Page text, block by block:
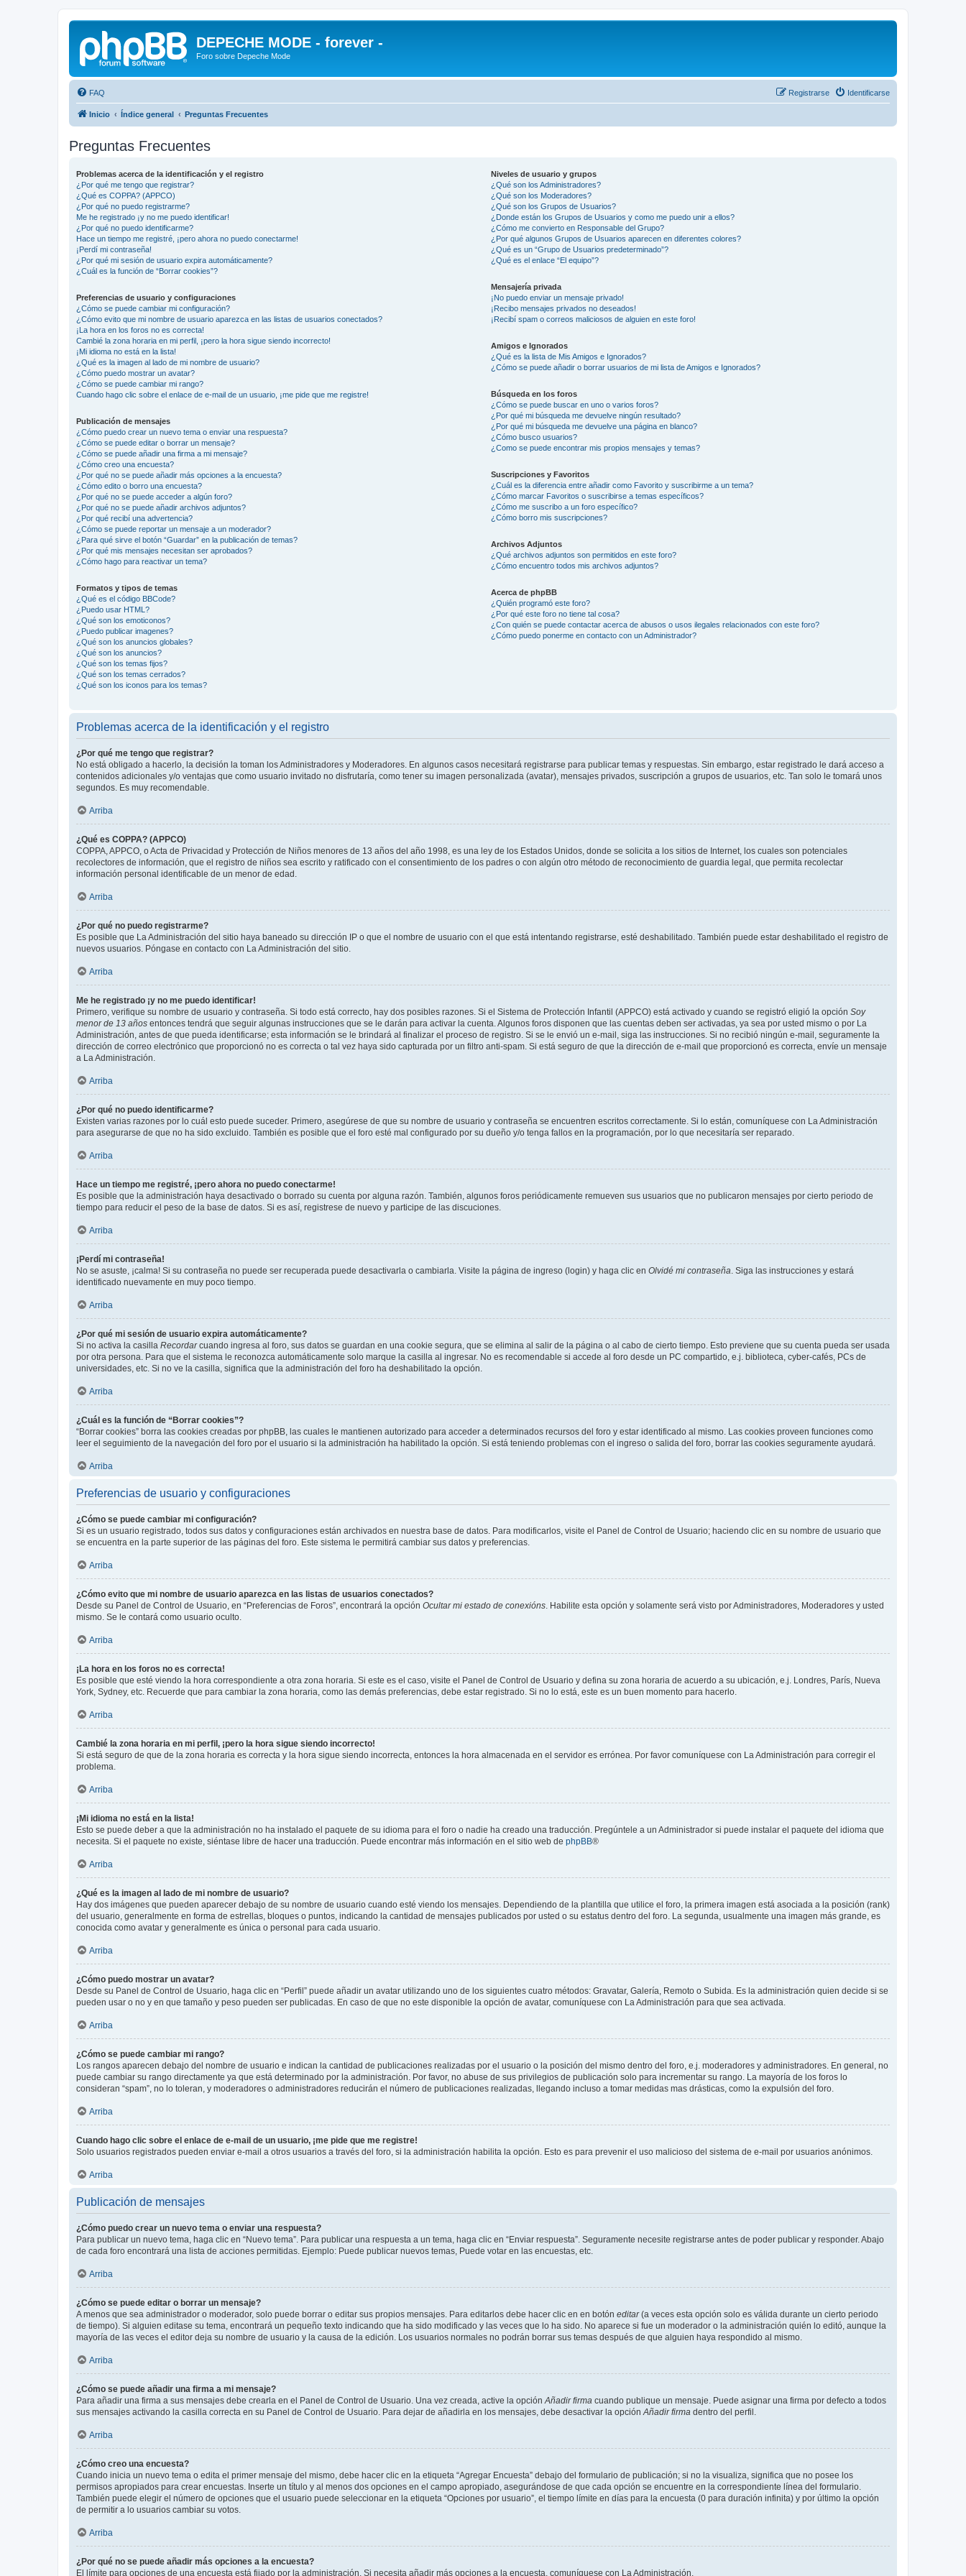
DEPECHE MODE - forever -
Foro sobre Depeche Mode
FAQ Identificarse
Registrarse
Inicio Índice general Preguntas Frecuentes
Preguntas Frecuentes
Problemas acerca de la identificación y el registro
¿Por qué me tengo que registrar?
¿Qué es COPPA? (APPCO)
¿Por qué no puedo registrarme?
Me he registrado ¡y no me puedo identificar!
¿Por qué no puedo identificarme?
Hace un tiempo me registré, ¡pero ahora no puedo conectarme!
¡Perdí mi contraseña!
¿Por qué mi sesión de usuario expira automáticamente?
¿Cuál es la función de “Borrar cookies”?
Preferencias de usuario y configuraciones
¿Cómo se puede cambiar mi configuración?
¿Cómo evito que mi nombre de usuario aparezca en las listas de usuarios conectados?
¡La hora en los foros no es correcta!
Cambié la zona horaria en mi perfil, ¡pero la hora sigue siendo incorrecto!
¡Mi idioma no está en la lista!
¿Qué es la imagen al lado de mi nombre de usuario?
¿Cómo puedo mostrar un avatar?
¿Cómo se puede cambiar mi rango?
Cuando hago clic sobre el enlace de e-mail de un usuario, ¡me pide que me registre!
Publicación de mensajes
¿Cómo puedo crear un nuevo tema o enviar una respuesta?
¿Cómo se puede editar o borrar un mensaje?
¿Cómo se puede añadir una firma a mi mensaje?
¿Cómo creo una encuesta?
¿Por qué no se puede añadir más opciones a la encuesta?
¿Cómo edito o borro una encuesta?
¿Por qué no se puede acceder a algún foro?
¿Por qué no se puede añadir archivos adjuntos?
¿Por qué recibí una advertencia?
¿Cómo se puede reportar un mensaje a un moderador?
¿Para qué sirve el botón “Guardar” en la publicación de temas?
¿Por qué mis mensajes necesitan ser aprobados?
¿Cómo hago para reactivar un tema?
Formatos y tipos de temas
¿Qué es el código BBCode?
¿Puedo usar HTML?
¿Qué son los emoticonos?
¿Puedo publicar imagenes?
¿Qué son los anuncios globales?
¿Qué son los anuncios?
¿Qué son los temas fijos?
¿Qué son los temas cerrados?
¿Qué son los iconos para los temas?
Niveles de usuario y grupos
¿Qué son los Administradores?
¿Qué son los Moderadores?
¿Qué son los Grupos de Usuarios?
¿Donde están los Grupos de Usuarios y como me puedo unir a ellos?
¿Cómo me convierto en Responsable del Grupo?
¿Por qué algunos Grupos de Usuarios aparecen en diferentes colores?
¿Qué es un “Grupo de Usuarios predeterminado”?
¿Qué es el enlace “El equipo”?
Mensajería privada
¡No puedo enviar un mensaje privado!
¡Recibo mensajes privados no deseados!
¡Recibí spam o correos maliciosos de alguien en este foro!
Amigos e Ignorados
¿Qué es la lista de Mis Amigos e Ignorados?
¿Cómo se puede añadir o borrar usuarios de mi lista de Amigos e Ignorados?
Búsqueda en los foros
¿Cómo se puede buscar en uno o varios foros?
¿Por qué mi búsqueda me devuelve ningún resultado?
¿Por qué mi búsqueda me devuelve una página en blanco?
¿Cómo busco usuarios?
¿Como se puede encontrar mis propios mensajes y temas?
Suscripciones y Favoritos
¿Cuál es la diferencia entre añadir como Favorito y suscribirme a un tema?
¿Cómo marcar Favoritos o suscribirse a temas específicos?
¿Cómo me suscribo a un foro específico?
¿Cómo borro mis suscripciones?
Archivos Adjuntos
¿Qué archivos adjuntos son permitidos en este foro?
¿Cómo encuentro todos mis archivos adjuntos?
Acerca de phpBB
¿Quién programó este foro?
¿Por qué este foro no tiene tal cosa?
¿Con quién se puede contactar acerca de abusos o usos ilegales relacionados con este foro?
¿Cómo puedo ponerme en contacto con un Administrador?
Problemas acerca de la identificación y el registro
¿Por qué me tengo que registrar?
No está obligado a hacerlo, la decisión la toman los Administradores y Moderadores. En algunos casos necesitará registrarse para publicar temas y respuestas. Sin embargo, estar registrado le dará acceso a
contenidos adicionales y/o ventajas que como usuario invitado no disfrutaría, como tener su imagen personalizada (avatar), mensajes privados, suscripción a grupos de usuarios, etc. Tan solo le tomará unos
segundos. Es muy recomendable.
Arriba
¿Qué es COPPA? (APPCO)
COPPA, APPCO, o Acta de Privacidad y Protección de Niños menores de 13 años del año 1998, es una ley de los Estados Unidos, donde se solicita a los sitios de Internet, los cuales son potenciales
recolectores de información, que el registro de niños sea escrito y ratificado con el consentimiento de los padres o con algún otro método de reconocimiento de guardia legal, que permita recolectar
información personal identificable de un menor de edad.
Arriba
¿Por qué no puedo registrarme?
Es posible que La Administración del sitio haya baneado su dirección IP o que el nombre de usuario con el que está intentando registrarse, esté deshabilitado. También puede estar deshabilitado el registro de
nuevos usuarios. Póngase en contacto con La Administración del sitio.
Arriba
Me he registrado ¡y no me puedo identificar!
Primero, verifique su nombre de usuario y contraseña. Si todo está correcto, hay dos posibles razones. Si el Sistema de Protección Infantil (APPCO) está activado y cuando se registró eligió la opción Soy
menor de 13 años entonces tendrá que seguir algunas instrucciones que se le darán para activar la cuenta. Algunos foros disponen que las cuentas deben ser activadas, ya sea por usted mismo o por La
Administración, antes de que pueda identificarse; esta información se le brindará al finalizar el proceso de registro. Si se le envió un e-mail, siga las instrucciones. Si no recibió ningún e-mail, seguramente la
dirección de correo electrónico que proporcionó no es correcta o tal vez haya sido capturada por un filtro anti-spam. Si está seguro de que la dirección de e-mail que proporcionó es correcta, envíe un mensaje
a La Administración.
Arriba
¿Por qué no puedo identificarme?
Existen varias razones por lo cuál esto puede suceder. Primero, asegúrese de que su nombre de usuario y contraseña se encuentren escritos correctamente. Si lo están, comuníquese con La Administración
para asegurarse de que no ha sido excluido. También es posible que el foro esté mal configurado por su dueño y/o tenga fallos en la programación, por lo que necesitaría ser reparado.
Arriba
Hace un tiempo me registré, ¡pero ahora no puedo conectarme!
Es posible que la administración haya desactivado o borrado su cuenta por alguna razón. También, algunos foros periódicamente remueven sus usuarios que no publicaron mensajes por cierto periodo de
tiempo para reducir el peso de la base de datos. Si es así, registrese de nuevo y participe de las discuciones.
Arriba
¡Perdí mi contraseña!
No se asuste, ¡calma! Si su contraseña no puede ser recuperada puede desactivarla o cambiarla. Visite la página de ingreso (login) y haga clic en Olvidé mi contraseña . Siga las instrucciones y estará
identificado nuevamente en muy poco tiempo.
Arriba
¿Por qué mi sesión de usuario expira automáticamente?
Si no activa la casilla Recordarcuando ingresa al foro, sus datos se guardan en una cookie segura, que se elimina al salir de la página o al cabo de cierto tiempo. Esto previene que su cuenta pueda ser usada
por otra persona. Para que el sistema le reconozca automáticamente solo marque la casilla al ingresar. No es recomendable si accede al foro desde un PC compartido, e.j. biblioteca, cyber-cafés, PCs de
universidades, etc. Si no ve la casilla, significa que la administración del foro ha deshabilitado la opción.
Arriba
¿Cuál es la función de “Borrar cookies”?
“Borrar cookies” borra las cookies creadas por phpBB, las cuales le mantienen autorizado para acceder a determinados recursos del foro y estar identificado al mismo. Las cookies proveen funciones como
leer el seguimiento de la navegación del foro por el usuario si la administración ha habilitado la opción. Si está teniendo problemas con el ingreso o salida del foro, borrar las cookies seguramente ayudará.
Arriba
Preferencias de usuario y configuraciones
¿Cómo se puede cambiar mi configuración?
Si es un usuario registrado, todos sus datos y configuraciones están archivados en nuestra base de datos. Para modificarlos, visite el Panel de Control de Usuario; haciendo clic en su nombre de usuario que
se encuentra en la parte superior de las páginas del foro. Este sistema le permitirá cambiar sus datos y preferencias.
Arriba
¿Cómo evito que mi nombre de usuario aparezca en las listas de usuarios conectados?
Desde su Panel de Control de Usuario, en “Preferencias de Foros”, encontrará la opción Ocultar mi estado de conexións . Habilite esta opción y solamente será visto por Administradores, Moderadores y usted
mismo. Se le contará como usuario oculto.
Arriba
¡La hora en los foros no es correcta!
Es posible que esté viendo la hora correspondiente a otra zona horaria. Si este es el caso, visite el Panel de Control de Usuario y defina su zona horaria de acuerdo a su ubicación, e.j. Londres, París, Nueva
York, Sydney, etc. Recuerde que para cambiar la zona horaria, como las demás preferencias, debe estar registrado. Si no lo está, este es un buen momento para hacerlo.
Arriba
Cambié la zona horaria en mi perfil, ¡pero la hora sigue siendo incorrecto!
Si está seguro de que de la zona horaria es correcta y la hora sigue siendo incorrecta, entonces la hora almacenada en el servidor es errónea. Por favor comuníquese con La Administración para corregir el
problema.
Arriba
¡Mi idioma no está en la lista!
Esto se puede deber a que la administración no ha instalado el paquete de su idioma para el foro o nadie ha creado una traducción. Pregúntele a un Administrador si puede instalar el paquete del idioma que
necesita. Si el paquete no existe, siéntase libre de hacer una traducción. Puede encontrar más información en el sitio web de phpBB®
Arriba
¿Qué es la imagen al lado de mi nombre de usuario?
Hay dos imágenes que pueden aparecer debajo de su nombre de usuario cuando esté viendo los mensajes. Dependiendo de la plantilla que utilice el foro, la primera imagen está asociada a la posición (rank)
del usuario, generalmente en forma de estrellas, bloques o puntos, indicando la cantidad de mensajes publicados por usted o su estatus dentro del foro. La segunda, usualmente una imagen más grande, es
conocida como avatar y generalmente es única o personal para cada usuario.
Arriba
¿Cómo puedo mostrar un avatar?
Desde su Panel de Control de Usuario, haga clic en “Perfil” puede añadir un avatar utilizando uno de los siguientes cuatro métodos: Gravatar, Galería, Remoto o Subida. Es la administración quien decide si se
pueden usar o no y en que tamaño y peso pueden ser publicadas. En caso de que no este disponible la opción de avatar, comuníquese con La Administración para que sea activada.
Arriba
¿Cómo se puede cambiar mi rango?
Los rangos aparecen debajo del nombre de usuario e indican la cantidad de publicaciones realizadas por el usuario o la posición del mismo dentro del foro, e.j. moderadores y administradores. En general, no
puede cambiar su rango directamente ya que está determinado por la administración. Por favor, no abuse de sus privilegios de publicación solo para incrementar su rango. La mayoría de los foros lo
consideran “spam”, no lo toleran, y moderadores o administradores reducirán el número de publicaciones realizadas, llegando incluso a tomar medidas mas drásticas, como la expulsión del foro.
Arriba
Cuando hago clic sobre el enlace de e-mail de un usuario, ¡me pide que me registre!
Solo usuarios registrados pueden enviar e-mail a otros usuarios a través del foro, si la administración habilita la opción. Esto es para prevenir el uso malicioso del sistema de e-mail por usuarios anónimos.
Arriba
Publicación de mensajes
¿Cómo puedo crear un nuevo tema o enviar una respuesta?
Para publicar un nuevo tema, haga clic en “Nuevo tema”. Para publicar una respuesta a un tema, haga clic en “Enviar respuesta”. Seguramente necesite registrarse antes de poder publicar y responder. Abajo
de cada foro encontrará una lista de acciones permitidas. Ejemplo: Puede publicar nuevos temas, Puede votar en las encuestas, etc.
Arriba
¿Cómo se puede editar o borrar un mensaje?
A menos que sea administrador o moderador, solo puede borrar o editar sus propios mensajes. Para editarlos debe hacer clic en en botón editar(a veces esta opción solo es válida durante un cierto periodo
de tiempo). Si alguien editase su tema, encontrará un pequeño texto indicando que ha sido modificado y las veces que lo ha sido. No aparece si fue un moderador o la administración quién lo editó, aunque la
mayoría de las veces el editor deja su nombre de usuario y la causa de la edición. Los usuarios normales no podrán borrar sus temas después de que alguien haya respondido al mismo.
Arriba
¿Cómo se puede añadir una firma a mi mensaje?
Para añadir una firma a sus mensajes debe crearla en el Panel de Control de Usuario. Una vez creada, active la opción Añadir firma cuando publique un mensaje. Puede asignar una firma por defecto a todos
sus mensajes activando la casilla correcta en su Panel de Control de Usuario. Para dejar de añadirla en los mensajes, debe desactivar la opción Añadir firma dentro del perfil.
Arriba
¿Cómo creo una encuesta?
Cuando inicia un nuevo tema o edita el primer mensaje del mismo, debe hacer clic en la etiqueta “Agregar Encuesta” debajo del formulario de publicación; si no la visualiza, significa que no posee los
permisos apropiados para crear encuestas. Inserte un título y al menos dos opciones en el campo apropiado, asegurándose de que cada opción se encuentre en la correspondiente línea del formulario.
También puede elegir el número de opciones que el usuario puede seleccionar en la etiqueta “Opciones por usuario”, el tiempo límite en días para la encuesta (0 para duración infinita) y por último la opción
de permitir a lo usuarios cambiar su votos.
Arriba
¿Por qué no se puede añadir más opciones a la encuesta?
El límite para opciones de una encuesta está fijado por la administración. Si necesita añadir más opciones a la encuesta, comuníquese con La Administración.